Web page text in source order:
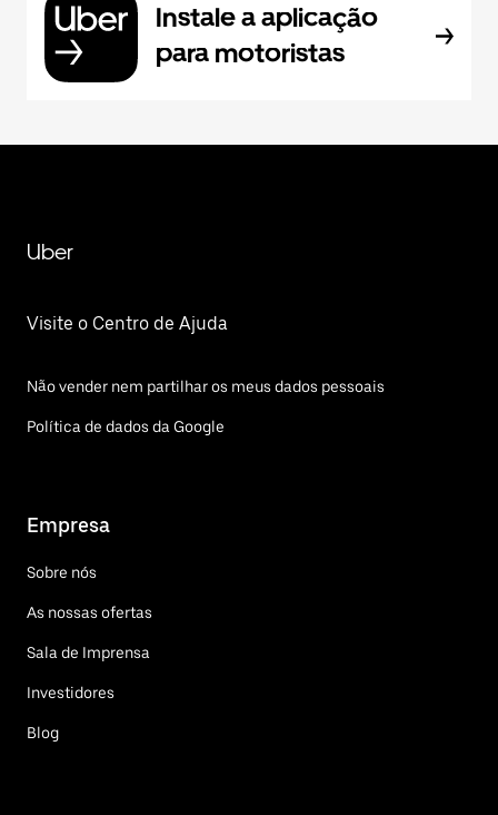
Instale a aplicação
para motoristas
Uber
Visite o Centro de Ajuda
Não vender nem partilhar os meus dados pessoais
Política de dados da Google
Empresa
Sobre nós
As nossas ofertas
Sala de Imprensa
Investidores
Blog